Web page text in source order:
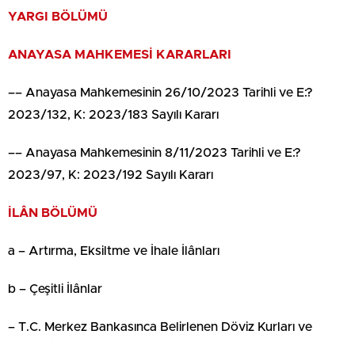
YARGI BÖLÜMÜ
ANAYASA MAHKEMESİ KARARLARI
–– Anayasa Mahkemesinin 26/10/2023 Tarihli ve E:?
2023/132, K: 2023/183 Sayılı Kararı
–– Anayasa Mahkemesinin 8/11/2023 Tarihli ve E:?
2023/97, K: 2023/192 Sayılı Kararı
İLÂN BÖLÜMÜ
a – Artırma, Eksiltme ve İhale İlânları
b – Çeşitli İlânlar
– T.C. Merkez Bankasınca Belirlenen Döviz Kurları ve